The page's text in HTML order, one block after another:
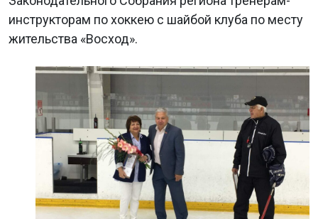
инструкторам по хоккею с шайбой клуба по месту
жительства «Восход».